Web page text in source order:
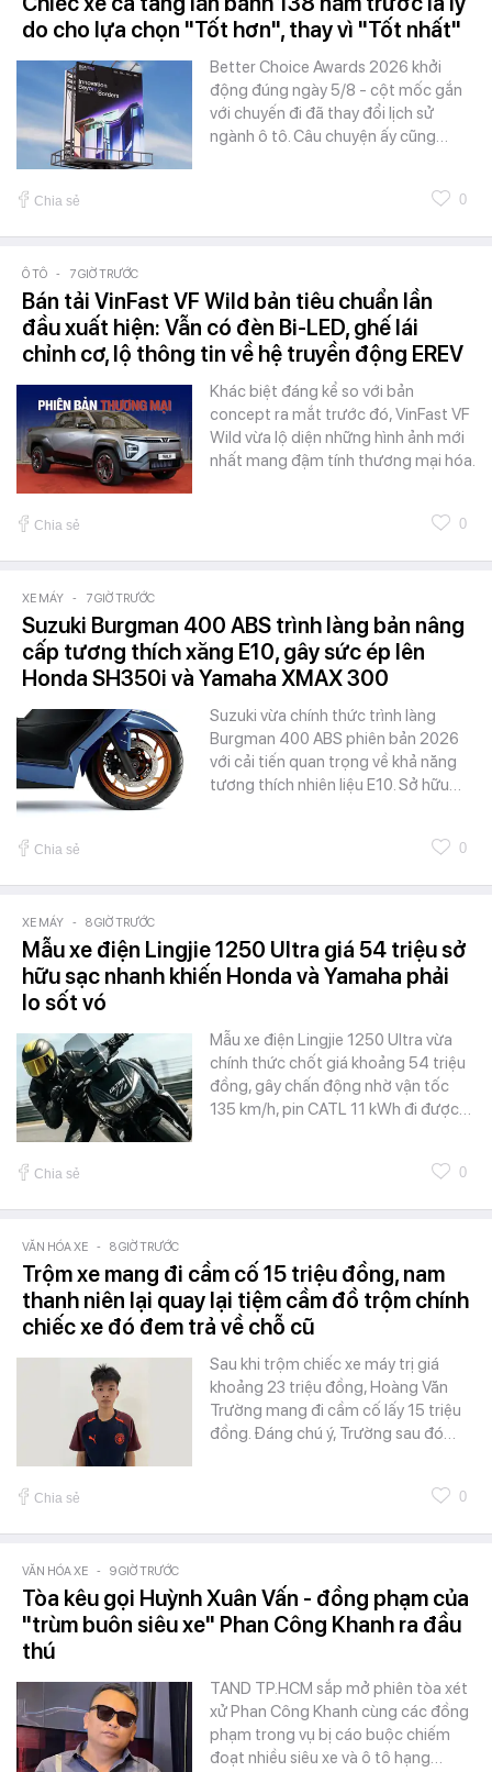
do cho lựa chọn "Tốt hơn", thay vì "Tốt nhất"
Better Choice Awards 2026 khởi
động đúng ngày 5/8 - cột mốc gắn
với chuyến đi đã thay đổi lịch sử
ngành ô tô. Câu chuyện ấy cũng…
Chia sẻ 0
Ô TÔ - 7 GIỜ TRƯỚC
Bán tải VinFast VF Wild bản tiêu chuẩn lần
đầu xuất hiện: Vẫn có đèn Bi-LED, ghế lái
chỉnh cơ, lộ thông tin về hệ truyền động EREV
Khác biệt đáng kể so với bản
concept ra mắt trước đó, VinFast VF
Wild vừa lộ diện những hình ảnh mới
nhất mang đậm tính thương mại hóa.
Chia sẻ 0
XE MÁY - 7 GIỜ TRƯỚC
Suzuki Burgman 400 ABS trình làng bản nâng
cấp tương thích xăng E10, gây sức ép lên
Honda SH350i và Yamaha XMAX 300
Suzuki vừa chính thức trình làng
Burgman 400 ABS phiên bản 2026
với cải tiến quan trọng về khả năng
tương thích nhiên liệu E10. Sở hữu…
Chia sẻ 0
XE MÁY - 8 GIỜ TRƯỚC
Mẫu xe điện Lingjie 1250 Ultra giá 54 triệu sở
hữu sạc nhanh khiến Honda và Yamaha phải
lo sốt vó
Mẫu xe điện Lingjie 1250 Ultra vừa
chính thức chốt giá khoảng 54 triệu
đồng, gây chấn động nhờ vận tốc
135 km/h, pin CATL 11 kWh đi được…
Chia sẻ 0
VĂN HÓA XE - 8 GIỜ TRƯỚC
Trộm xe mang đi cầm cố 15 triệu đồng, nam
thanh niên lại quay lại tiệm cầm đồ trộm chính
chiếc xe đó đem trả về chỗ cũ
Sau khi trộm chiếc xe máy trị giá
khoảng 23 triệu đồng, Hoàng Văn
Trường mang đi cầm cố lấy 15 triệu
đồng. Đáng chú ý, Trường sau đó…
Chia sẻ 0
VĂN HÓA XE - 9 GIỜ TRƯỚC
Tòa kêu gọi Huỳnh Xuân Vấn - đồng phạm của
"trùm buôn siêu xe" Phan Công Khanh ra đầu
thú
TAND TP.HCM sắp mở phiên tòa xét
xử Phan Công Khanh cùng các đồng
phạm trong vụ bị cáo buộc chiếm
đoạt nhiều siêu xe và ô tô hạng…